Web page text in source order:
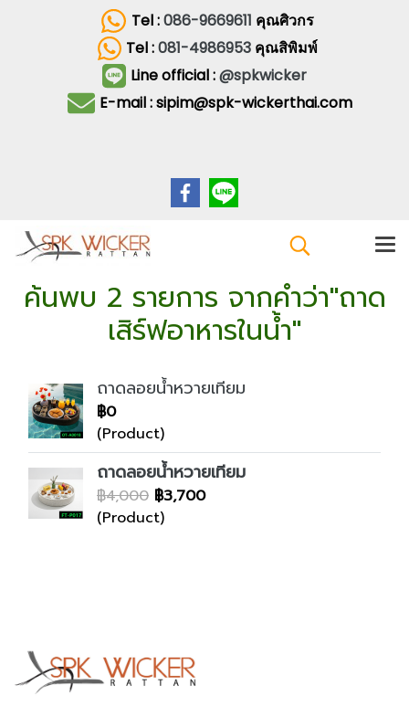
Tel :086-9669611 คุณศิวกร
Tel :081-4986953 คุณสิพิมพ์
Line official :@spkwicker
E-mail : sipim@spk-wickerthai.com
ค้นพบ 2 รายการ จากคำว่า"ถาด
เสิร์ฟอาหารในน้ำ"
ถาดลอยน้ำหวายเทียม
฿0
(Product)
ถาดลอยน้ำหวายเทียม
฿4,000 ฿3,700
(Product)